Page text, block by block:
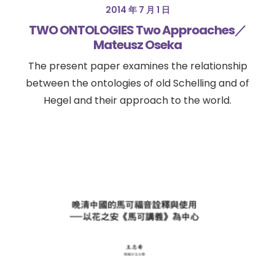
2014 年 7 月 1 日
TWO ONTOLOGIES Two Approaches／
Mateusz Oseka
The present paper examines the relationship
between the ontologies of old Schelling and of
Hegel and their approach to the world.